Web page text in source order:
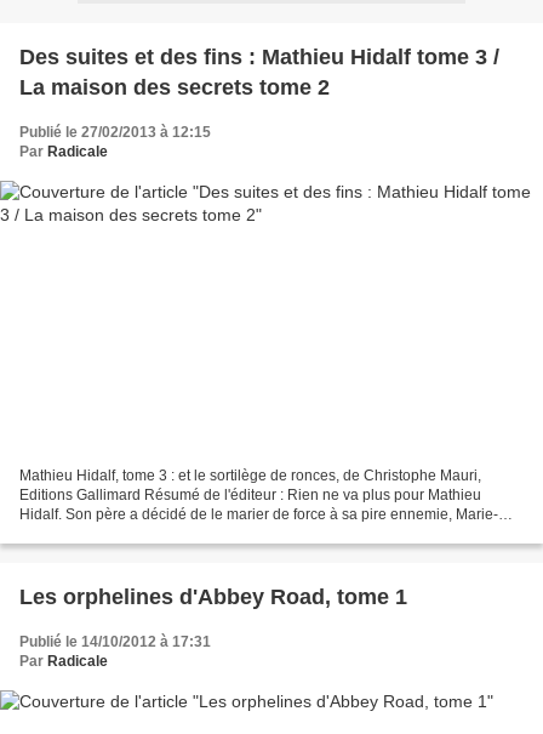
Des suites et des fins : Mathieu Hidalf tome 3 /
La maison des secrets tome 2
Publié le 27/02/2013 à 12:15
Par Radicale
Mathieu Hidalf, tome 3 : et le sortilège de ronces, de Christophe Mauri,
Editions Gallimard Résumé de l'éditeur : Rien ne va plus pour Mathieu
Hidalf. Son père a décidé de le marier de force à sa pire ennemie, Marie-
Les orphelines d'Abbey Road, tome 1
Publié le 14/10/2012 à 17:31
Par Radicale